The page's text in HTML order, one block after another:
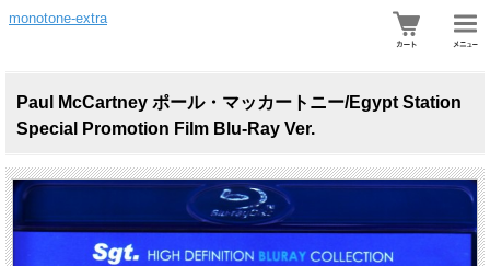
monotone-extra
Paul McCartney ポール・マッカートニー/Egypt Station
Special Promotion Film Blu-Ray Ver.